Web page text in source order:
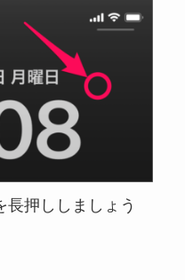
長押ししましょう